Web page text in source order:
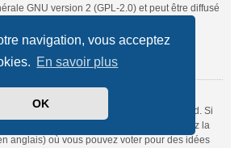
navigation, vous acceptez
En savoir plus
OK
GNU version 2 (GPL-2.0) et peut être diffusé
(en anglais).
et mis sous licence par phpBB Limited. Si
fonctionnalité nécessite d’être ajoutée, visitez la
anglais) où vous pouvez voter pour des idées